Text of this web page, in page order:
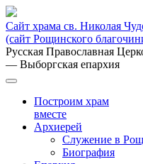
Сайт храма св. Николая
(сайт Рощинского
Русская Православная
— Выборгская епархия
Построим храм
вместе
Архиерей
Служение в
Биография